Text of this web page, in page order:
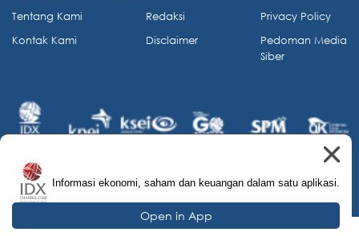
Tentang Kami
Kontak Kami
Redaksi
Disclaimer
Privacy Policy
Pedoman Media
Siber
© 2026 IDX Channel. All Rights Reserved.
Informasi ekonomi, saham dan keuangan dalam satu aplikasi.
Open in App